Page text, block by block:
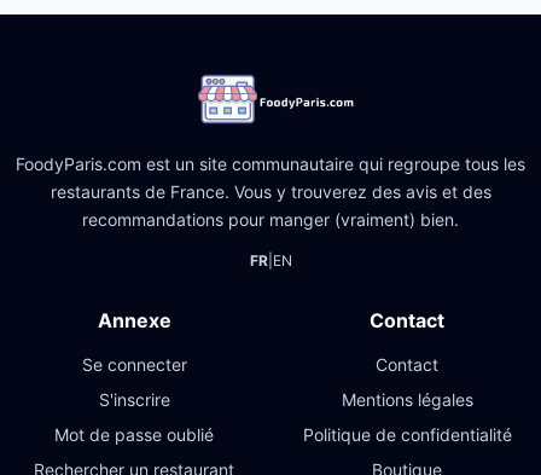
FoodyParis.com est un site communautaire qui regroupe tous les
restaurants de France. Vous y trouverez des avis et des
recommandations pour manger (vraiment) bien.
FR| EN
Annexe
Se connecter
S'inscrire
Mot de passe oublié
Rechercher un restaurant
Contact
Contact
Mentions légales
Politique de confidentialité
Boutique